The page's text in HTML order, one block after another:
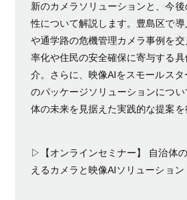
新のカメラソリューションと、今
性について解説します。豊島区で
や通学路の危機管理カメラ事例を
率化や住民の安全確保に寄与する
介。さらに、映像AIをスモールス
のパッケージソリューションにつ
体の未来を見据えた実践的な提案を
▷【オンラインセミナー】 自治体
えるカメラと映像AIソリューション